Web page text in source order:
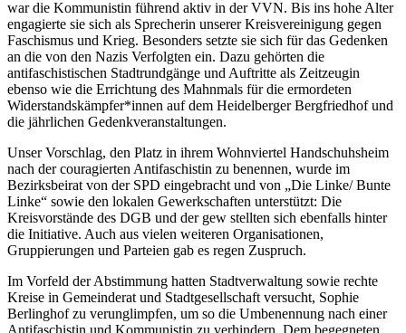
war die Kommunistin führend aktiv in der VVN. Bis ins hohe Alter
engagierte sie sich als Sprecherin unserer Kreisvereinigung gegen
Faschismus und Krieg. Besonders setzte sie sich für das Gedenken
an die von den Nazis Verfolgten ein. Dazu gehörten die
antifaschistischen Stadtrundgänge und Auftritte als Zeitzeugin
ebenso wie die Errichtung des Mahnmals für die ermordeten
Widerstandskämpfer*innen auf dem Heidelberger Bergfriedhof und
die jährlichen Gedenkveranstaltungen.
Unser Vorschlag, den Platz in ihrem Wohnviertel Handschuhsheim
nach der couragierten Antifaschistin zu benennen, wurde im
Bezirksbeirat von der SPD eingebracht und von „Die Linke/ Bunte
Linke“ sowie den lokalen Gewerkschaften unterstützt: Die
Kreisvorstände des DGB und der gew stellten sich ebenfalls hinter
die Initiative. Auch aus vielen weiteren Organisationen,
Gruppierungen und Parteien gab es regen Zuspruch.
Im Vorfeld der Abstimmung hatten Stadtverwaltung sowie rechte
Kreise in Gemeinderat und Stadtgesellschaft versucht, Sophie
Berlinghof zu verunglimpfen, um so die Umbenennung nach einer
Antifaschistin und Kommunistin zu verhindern. Dem begegneten